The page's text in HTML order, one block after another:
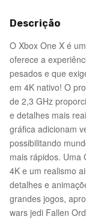
Descrição
O Xbox One X é
oferece a
pesados e que
em 4K nativo! O
de 2,3 GHz
e detalhes mais
gráfica adicionam
possibilitando
mais rápidos. Uma
4K e um realismo
detalhes e
grandes jogos,
wars jedi Fallen